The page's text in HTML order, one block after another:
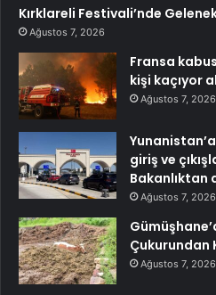
Kırklareli Festivali’nde
Ağustos 7, 2026
Fransa
kişi kaçıyor
Ağustos 7, 2026
Yunanistan’a
giriş ve
Bakanlıktan
Ağustos 7, 2026
Çukurundan
Ağustos 7, 2026